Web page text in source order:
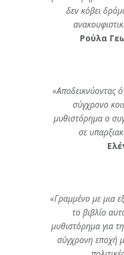
δεν κόβει
Ρούλα
«Αποδεικνύοντας
σύγχρονο
μυθιστόρημα ο
σε
«Γραμμένο με μια
το βιβλίο
μυθιστόρημα για
σύγχρονη εποχή